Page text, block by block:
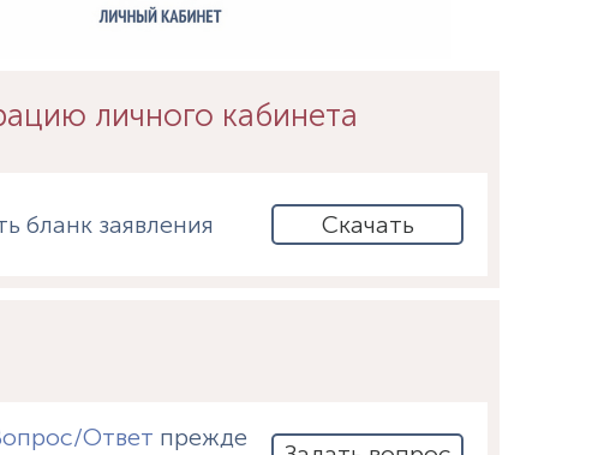
личного кабинета
бланк заявления Скачать
Ответ прежде